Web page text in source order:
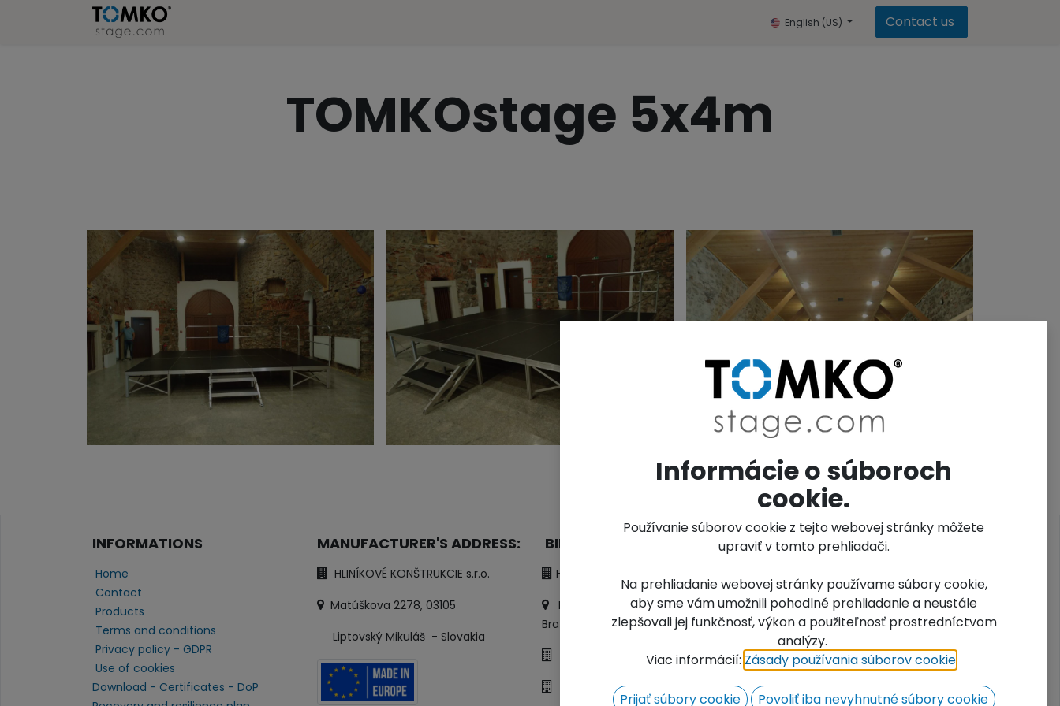
English (US) Contact us
TOMKOstage 5x4m
INFORMATIONS
Home
Contact
Products
Terms and conditions
Privacy policy - GDPR
Use of cookies
Download - Certificates - DoP
MANUFACTURER'S ADDRESS:
HLINÍKOVÉ KONŠTRUKCIE s.r.o.
Matúškova 2278, 03105
Liptovský Mikuláš - Slovakia
BILLING
HLINÍKOVÉ KONŠTRUKCIE s.r.o.
Kopanice 3570/6, 821 04
Bratislava
IČO: 46 209 956
IČ DPH: SK2023285550
CONTACT
info@tomkostage.com
sales@tomkostage.com
+421 905 787 660
Informácie o súboroch
cookie.
Používanie súborov cookie z tejto webovej stránky môžete
upraviť v tomto prehliadači.
Na prehliadanie webovej stránky používame súbory cookie,
aby sme vám umožnili pohodlné prehliadanie a neustále
zlepšovali jej funkčnosť, výkon a použiteľnosť prostredníctvom
analýzy.
Viac informácií: Zásady používania súborov cookie
Prijať súbory cookie Povoliť iba nevyhnutné súbory cookie